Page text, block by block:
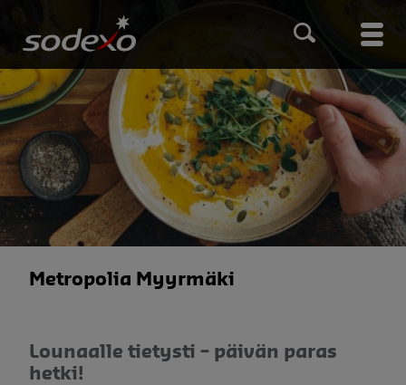
Main
Metropolia Myyrmäki
Lounaalle tietysti – päivän paras
hetki!